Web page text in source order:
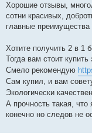
Хорошие отзывы,
сотни красивых,
главные
Хотите получить 2 в 1
Тогда вам стоит купить
Смело рекомендую
Сам купил, и вам
Экологически
А прочность такая,
конечно но следов не